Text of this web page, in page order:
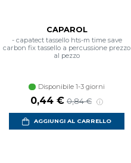
CAPAROL
- capatect tassello hts-m time save
carbon fix tassello a percussione prezzo
al pezzo
Disponibile 1-3 giorni
Prezzo scontato
0,44 € Prezzo di listino
0,84 €
AGGIUNGI AL CARRELLO